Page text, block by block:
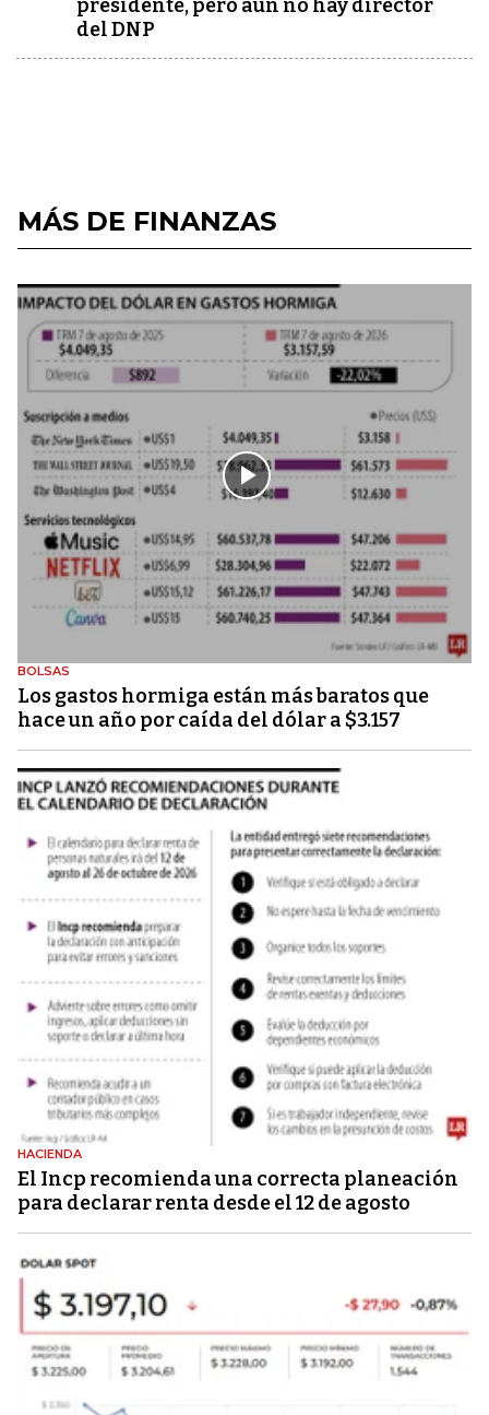
presidente, pero aún no hay director
del DNP
MÁS DE FINANZAS
BOLSAS
Los gastos hormiga están más baratos que
hace un año por caída del dólar a $3.157
HACIENDA
El Incp recomienda una correcta planeación
para declarar renta desde el 12 de agosto